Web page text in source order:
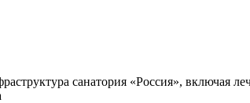
санатория «Россия», включая